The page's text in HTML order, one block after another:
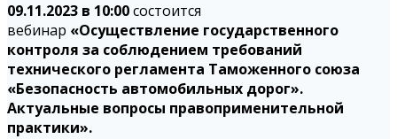
09.11.2023 в 10:00состоится
вебинар «Осуществление государственного
контроля за соблюдением требований
технического регламента Таможенного союза
«Безопасность автомобильных дорог».
Актуальные вопросы правоприменительной
практики».